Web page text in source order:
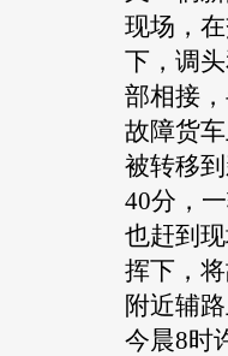
现场，
下，调
部相接
故障货
被转移
40分，
也赶到
挥下，
附近辅
今晨8时